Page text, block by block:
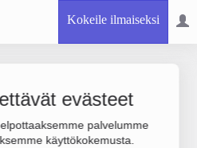
Kokeile ilmaiseksi
evästeet
palvelumme
käyttökokemusta.
Whistle Oy